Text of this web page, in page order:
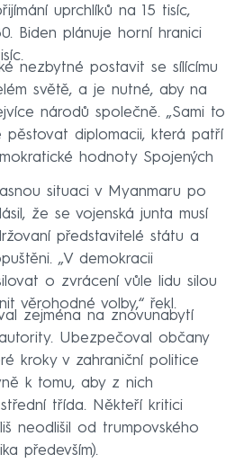
uprchlíků na 15 tisíc,
Biden plánuje horní hranici
nezbytné postavit se sílícímu
světě, a je nutné, aby na
národů společně. „Sami to
pěstovat diplomacii, která patří
hodnoty Spojených
situaci v Myanmaru po
že se vojenská junta musí
představitelé státu a
„V demokracii
o zvrácení vůle lidu silou
věrohodné volby,“ řekl.
zejména na znovunabytí
Ubezpečoval občany
kroky v zahraniční politice
k tomu, aby z nich
třída. Někteří kritici
neodlišil od trumpovského
především).